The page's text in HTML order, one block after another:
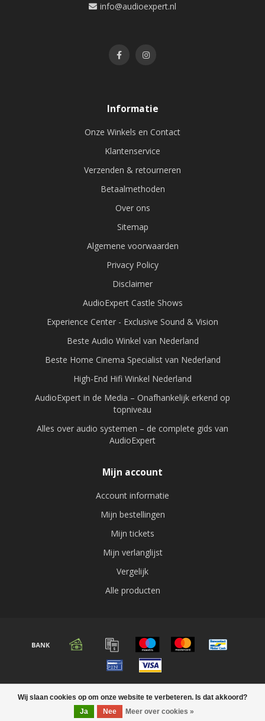
Wij slaan cookies op om onze website te verbeteren. Is dat akkoord?
Ja
Nee Meer over cookies »
info@audioexpert.nl
Informatie
Onze Winkels en Contact
Klantenservice
Verzenden & retourneren
Betaalmethoden
Over ons
Sitemap
Algemene voorwaarden
Privacy Policy
Disclaimer
AudioExpert Castle Shows
Experience Center - Exclusive Sound & Vision
Beste Audio Winkel van Nederland
Beste Home Cinema Specialist van Nederland
High-End Hifi Winkel Nederland
AudioExpert in de Media – Onafhankelijk erkend op
topniveau
Alles over audio systemen – de complete gids van
AudioExpert
Mijn account
Account informatie
Mijn bestellingen
Mijn tickets
Mijn verlanglijst
Vergelijk
Alle producten
© Copyright 2026 Audio expert